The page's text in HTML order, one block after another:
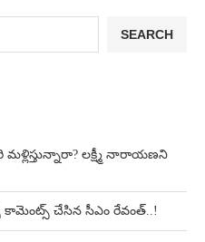
SEARCH
మళ్లిస్తున్నారా? లక్ష్మీ నారాయణని
కామెంట్స్ చేసిన సీఎం రేవంత్..!